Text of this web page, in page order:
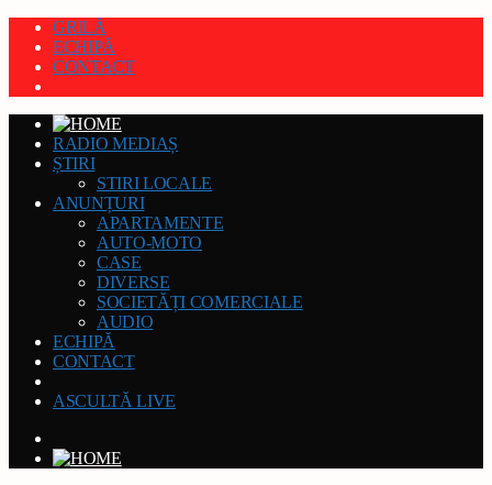
GRILĂ
ECHIPĂ
CONTACT
RADIO MEDIAȘ
ȘTIRI
STIRI LOCALE
ANUNȚURI
APARTAMENTE
AUTO-MOTO
CASE
DIVERSE
SOCIETĂȚI COMERCIALE
AUDIO
ECHIPĂ
CONTACT
ASCULTĂ LIVE